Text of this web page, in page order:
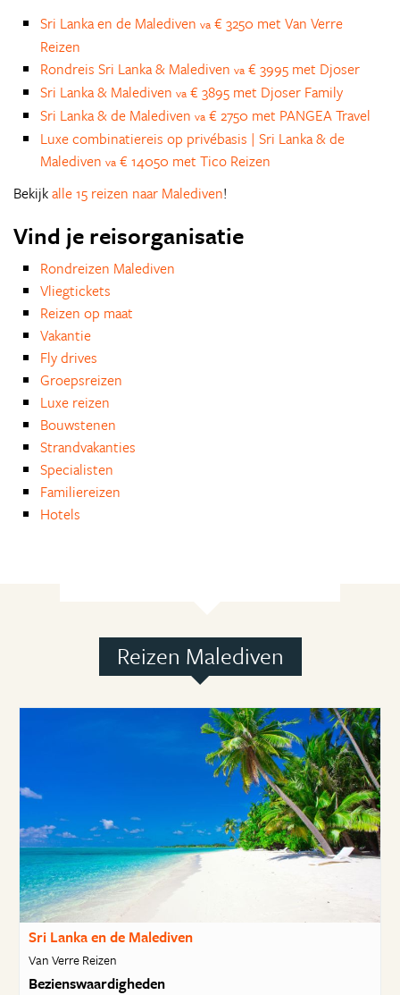
Sri Lanka en de Malediven va € 3250 met Van Verre
Reizen
Rondreis Sri Lanka & Malediven va € 3995 met Djoser
Sri Lanka & Malediven va € 3895 met Djoser Family
Sri Lanka & de Malediven va € 2750 met PANGEA Travel
Luxe combinatiereis op privébasis | Sri Lanka & de
Malediven va € 14050 met Tico Reizen
Bekijkalle 15 reizen naar Malediven!
Vind je reisorganisatie
Rondreizen Malediven
Vliegtickets
Reizen op maat
Vakantie
Fly drives
Groepsreizen
Luxe reizen
Bouwstenen
Strandvakanties
Specialisten
Familiereizen
Hotels
Reizen Malediven
Sri Lanka en de Malediven
Van Verre Reizen
Bezienswaardigheden